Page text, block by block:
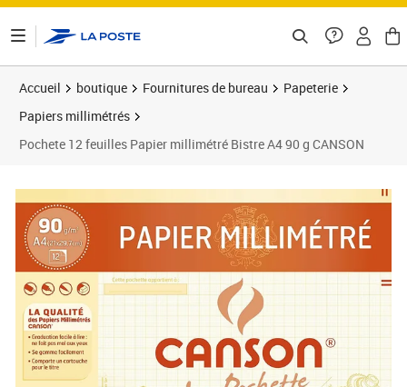
Accueil boutique Fournitures de bureau
Papeterie
Papiers millimétrés
Pochete 12 feuilles Papier millimétré Bistre A4 90 g CANSON